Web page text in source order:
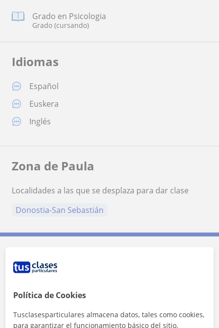
Grado en Psicologia
Grado (cursando)
Idiomas
Español
Euskera
Inglés
Zona de Paula
Localidades a las que se desplaza para dar clase
Donostia-San Sebastián
Contacta con Paula
Tarifa
1ª clase gratis
Política de Cookies
Tusclasesparticulares almacena datos, tales como cookies,
para garantizar el funcionamiento básico del sitio,